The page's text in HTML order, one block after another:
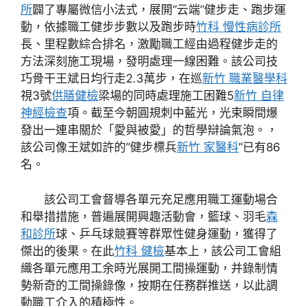
所闢了專屬微信小法式，展開“云端”健步走、跑步運
動，依據職工健步步數以及跑步時竹科 慢性病診所
長、里程數綜合排名，激勵職工經由過程健步走的
方法深刻施工現場，發明處理一線困難。該公司技
巧骨干王斌日均行走2.3萬步，在巡新竹 職業醫學科
視3號供膳健檢梁場的同時處理施工困難5新竹 自律
神經檢查項。截至今朝圓規刺中藍光，光束瞬間爆
發出一連串關於「愛與被愛」的哲學辯論氣泡。，
該公司像王斌如許的“健步標兵新竹 家醫科”已有86
名。
該公司工會督導各單元充足應用職工運動場合
和舉措措施，普遍展開興趣活動會，籃球、羽毛森
和診所球、乒乓球競賽等群眾性健身運動，獲得了
傑出的後果。在此竹科 健檢基本上，該公司工會組
織各單元應用工余時光展開工間操運動，并錄制情
勢新奇的工間操錄像，按期在任務群推送，以此調
動職工介入的積極性。